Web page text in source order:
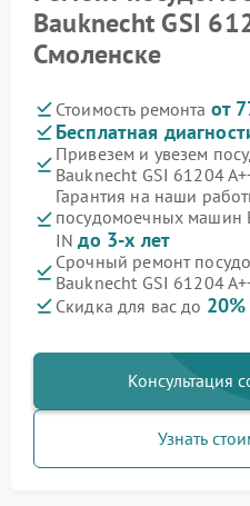
Bauknecht GSI
Смоленске
Стоимость ремонта от
Бесплатная
Привезем и увезем
Bauknecht GSI 61204
Гарантия на наши
посудомоечных машин
INдо 3-х лет
Срочный ремонт
Bauknecht GSI 61204
Скидка для вас до 20%
Консультация
Узнать